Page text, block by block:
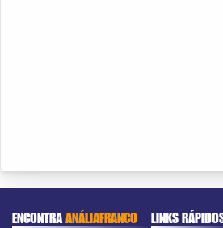
ENCONTRAANÁLIAFRANCO LINKS